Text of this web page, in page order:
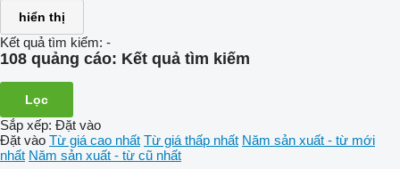
hiển thị
Kết quả tìm kiếm: -
108 quảng cáo: Kết quả tìm kiếm
Lọc
Sắp xếp: Đặt vào
Đặt vào Từ giá cao nhất Từ giá thấp nhất Năm sản xuất - từ mới
nhất Năm sản xuất - từ cũ nhất